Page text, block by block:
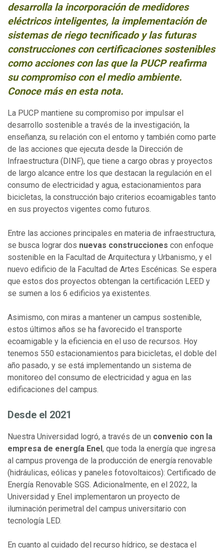
desarrolla la incorporación de medidores
eléctricos inteligentes, la implementación de
sistemas de riego tecnificado y las futuras
construcciones con certificaciones sostenibles
como acciones con las que la PUCP reafirma
su compromiso con el medio ambiente.
Conoce más en esta nota.
La PUCP mantiene su compromiso por impulsar el
desarrollo sostenible a través de la investigación, la
enseñanza, su relación con el entorno y también como parte
de las acciones que ejecuta desde la Dirección de
Infraestructura (DINF), que tiene a cargo obras y proyectos
de largo alcance entre los que destacan la regulación en el
consumo de electricidad y agua, estacionamientos para
bicicletas, la construcción bajo criterios ecoamigables tanto
en sus proyectos vigentes como futuros.
Entre las acciones principales en materia de infraestructura,
se busca lograr dos nuevas construcciones con enfoque
sostenible en la Facultad de Arquitectura y Urbanismo, y el
nuevo edificio de la Facultad de Artes Escénicas. Se espera
que estos dos proyectos obtengan la certificación LEED y
se sumen a los 6 edificios ya existentes.
Asimismo, con miras a mantener un campus sostenible,
estos últimos años se ha favorecido el transporte
ecoamigable y la eficiencia en el uso de recursos. Hoy
tenemos 550 estacionamientos para bicicletas, el doble del
año pasado, y se está implementando un sistema de
monitoreo del consumo de electricidad y agua en las
edificaciones del campus.
Desde el 2021
Nuestra Universidad logró, a través de un convenio con la
empresa de energía Enel, que toda la energía que ingresa
al campus provenga de la producción de energía renovable
(hidráulicas, eólicas y paneles fotovoltaicos): Certificado de
Energía Renovable SGS. Adicionalmente, en el 2022, la
Universidad y Enel implementaron un proyecto de
iluminación perimetral del campus universitario con
tecnología LED.
En cuanto al cuidado del recurso hídrico, se destaca el